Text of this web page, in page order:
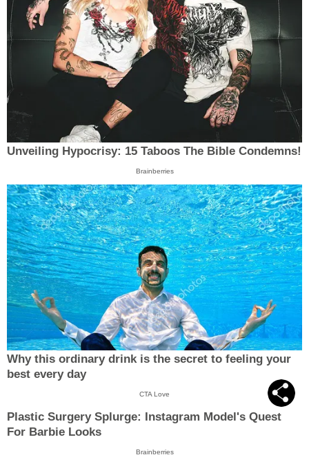
Unveiling Hypocrisy: 15 Taboos The Bible Condemns!
Brainberries
Why this ordinary drink is the secret to feeling your
best every day
CTA Love
Plastic Surgery Splurge: Instagram Model's Quest
For Barbie Looks
Brainberries